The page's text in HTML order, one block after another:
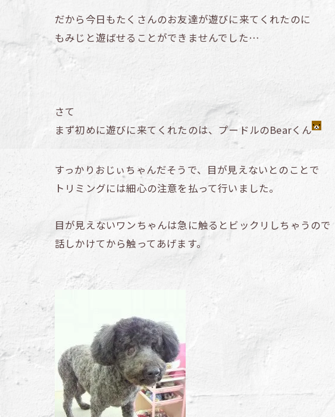
だから今日もたくさんのお友達が遊びに来てくれたのに
もみじと遊ばせることができませんでした…
さて
まず初めに遊びに来てくれたのは、プードルのBearくん
すっかりおじぃちゃんだそうで、目が見えないとのことで
トリミングには細心の注意を払って行いました。
目が見えないワンちゃんは急に触るとビックリしちゃうので
話しかけてから触ってあげます。